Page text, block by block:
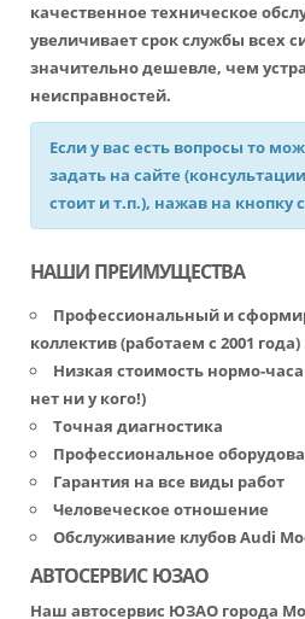
качественное техническое
увеличивает срок службы всех
значительно дешевле, чем
неисправностей.
Если у вас есть вопросы то
задать на сайте
стоит и т.п.), нажав на кнопку
НАШИ ПРЕИМУЩЕСТВА
Профессиональный и
коллектив (работаем с 2001 года)
Низкая стоимость нормо-
нет ни у кого!)
Точная диагностика
Профессиональное
Гарантия на все виды работ
Человеческое отношение
Обслуживание клубов Audi
АВТОСЕРВИС ЮЗАО
Наш автосервис ЮЗАО города